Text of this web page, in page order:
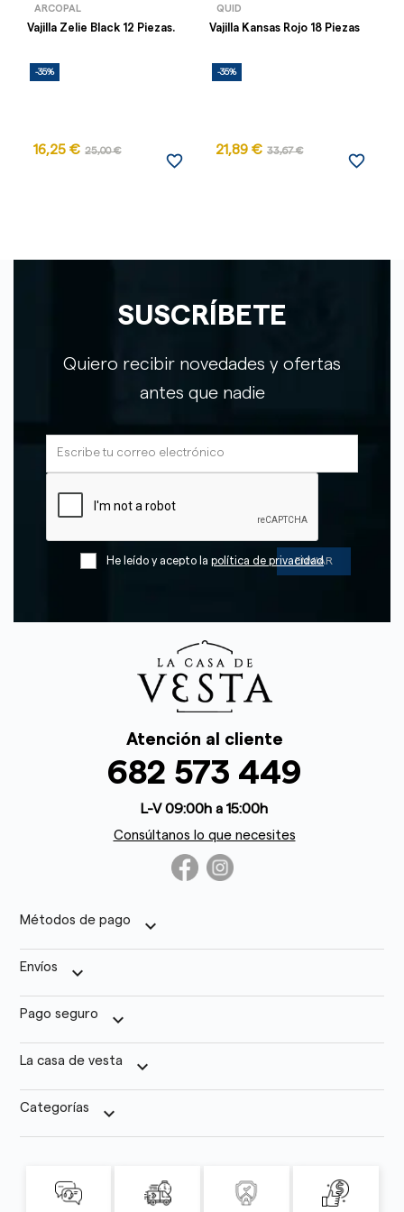
ARCOPAL
Vajilla Zelie Black 12 Piezas.
-35%
16,25 € 25,00 €
favorite_border
QUID
Vajilla Kansas Rojo 18 Piezas
-35%
21,89 € 33,67 €
favorite_border
SUSCRÍBETE
Quiero recibir novedades y ofertas
antes que nadie
He leído y acepto la política de privacidad
Atención al cliente
682 573 449
L-V 09:00h a 15:00h
Consúltanos lo que necesites
Métodos de pago keyboard_arrow_down
Envíos keyboard_arrow_down
Pago seguro keyboard_arrow_down
La casa de vesta keyboard_arrow_down
Categorías keyboard_arrow_down